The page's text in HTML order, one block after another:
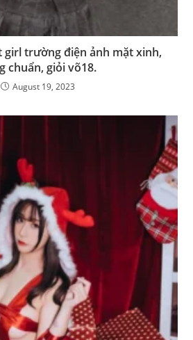
girl trường điện ảnh mặt xinh,
chuẩn, giỏi võ18.
August 19, 2023